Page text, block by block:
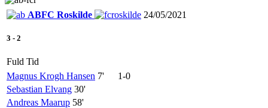
ABFC Roskilde 24/05/2021
3 - 2
Fuld Tid
Magnus Krogh Hansen 7'
1-0
Sebastian Elvang 30'
Andreas Maarup 58'